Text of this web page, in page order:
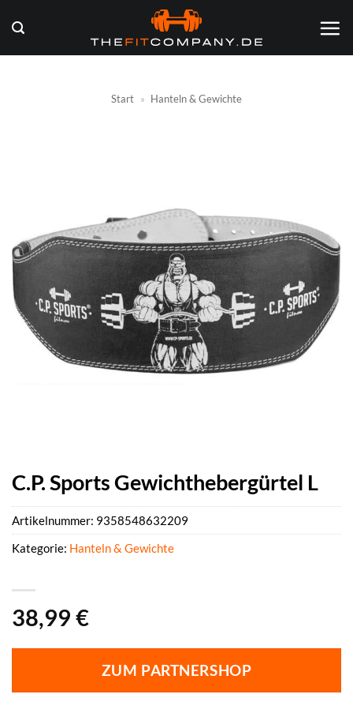
Inhalt
springen
Start » Hanteln & Gewichte
C.P. Sports Gewichthebergürtel L
38,99 €
ZUM PARTNERSHOP
Artikelnummer: 9358548632209
Kategorie: Hanteln & Gewichte